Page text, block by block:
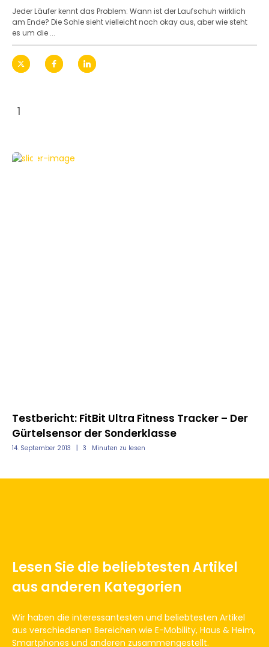
Jeder Läufer kennt das Problem: Wann ist der Laufschuh wirklich
am Ende? Die Sohle sieht vielleicht noch okay aus, aber wie steht
es um die ...
1
Lesen Sie die beliebtesten Artikel
aus anderen Kategorien
Wir haben die interessantesten und beliebtesten Artikel
aus verschiedenen Bereichen wie E-Mobility, Haus & Heim,
Smartphones und anderen zusammengestellt.
AKTIVITÄTSTRACKER
Testbericht: FitBit Ultra Fitness Tracker – Der
Gürtelsensor der Sonderklasse
14. September 2013 3 Minuten zu lesen